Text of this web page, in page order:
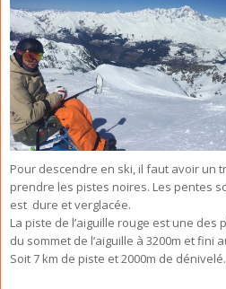
Pour descendre en ski, il faut avoir un
prendre les pistes noires. Les pentes
est dure et verglacée.
La piste de l’aiguille rouge est une des
du sommet de l’aiguille à 3200m et fini
Soit 7 km de piste et 2000m de dénivelé.